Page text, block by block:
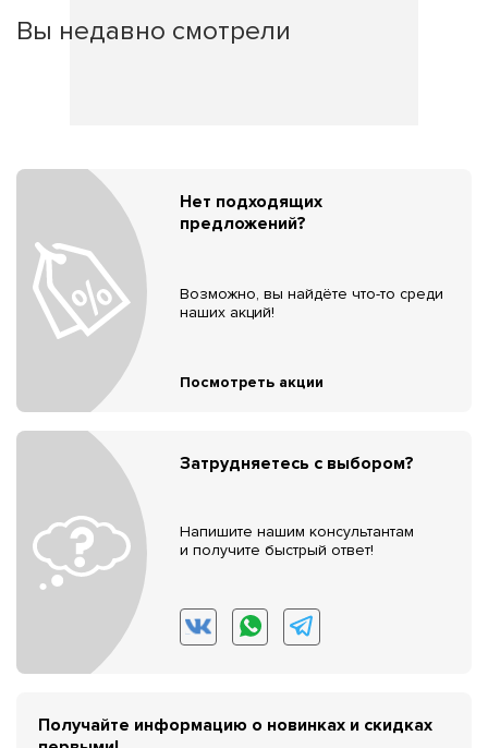
Вы недавно смотрели
Нет подходящих
предложений?
Возможно, вы найдёте что-то среди
наших акций!
Посмотреть акции
Затрудняетесь с выбором?
Напишите нашим консультантам
и получите быстрый ответ!
Получайте информацию о новинках и скидках